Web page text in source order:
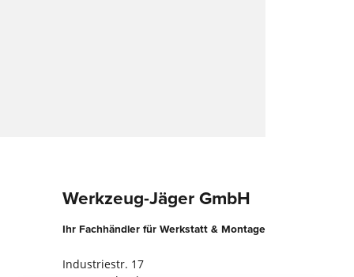
Werkzeug-Jäger GmbH
Ihr Fachhändler für Werkstatt & Montage
Industriestr. 17